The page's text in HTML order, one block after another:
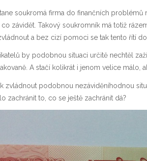
soukromá firma do finančních
závidět. Takový soukromník má totiž
a bez cizí pomoci se tak tento řítí
by podobnou situaci určitě nechtěl
A stačí kolikrát i jenom velice málo,
zvládnout podobnou nezáviděníhodnou
zachránit to, co se ještě zachránit dá?